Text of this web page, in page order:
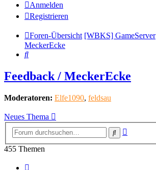
Anmelden
Registrieren
Foren-Übersicht [WBKS] GameServer
MeckerEcke
Suche
Feedback / MeckerEcke
Moderatoren: Elfe1090, feldsau
Neues Thema
Suche
455 Themen